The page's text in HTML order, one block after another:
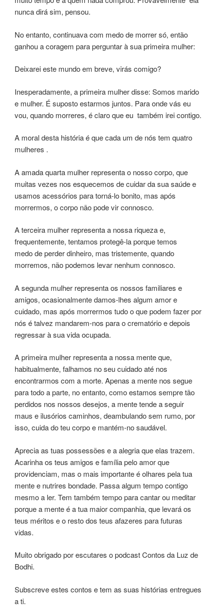
nunca dirá sim, pensou.
No entanto, continuava com medo de morrer só, então
ganhou a coragem para perguntar à sua primeira mulher:
Deixarei este mundo em breve, virás comigo?
Inesperadamente, a primeira mulher disse: Somos marido
e mulher. É suposto estarmos juntos. Para onde vás eu
vou, quando morreres, é claro que eu também irei contigo.
A moral desta história é que cada um de nós tem quatro
mulheres .
A amada quarta mulher representa o nosso corpo, que
muitas vezes nos esquecemos de cuidar da sua saúde e
usamos acessórios para torná-lo bonito, mas após
morrermos, o corpo não pode vir connosco.
A terceira mulher representa a nossa riqueza e,
frequentemente, tentamos protegê-la porque temos
medo de perder dinheiro, mas tristemente, quando
morremos, não podemos levar nenhum connosco.
A segunda mulher representa os nossos familiares e
amigos, ocasionalmente damos-lhes algum amor e
cuidado, mas após morrermos tudo o que podem fazer por
nós é talvez mandarem-nos para o crematório e depois
regressar à sua vida ocupada.
A primeira mulher representa a nossa mente que,
habitualmente, falhamos no seu cuidado até nos
encontrarmos com a morte. Apenas a mente nos segue
para todo a parte, no entanto, como estamos sempre tão
perdidos nos nossos desejos, a mente tende a seguir
maus e ilusórios caminhos, deambulando sem rumo, por
isso, cuida do teu corpo e mantém-no saudável.
Aprecia as tuas possessões e a alegria que elas trazem.
Acarinha os teus amigos e família pelo amor que
providenciam, mas o mais importante é olhares pela tua
mente e nutrires bondade. Passa algum tempo contigo
mesmo a ler. Tem também tempo para cantar ou meditar
porque a mente é a tua maior companhia, que levará os
teus méritos e o resto dos teus afazeres para futuras
vidas.
Muito obrigado por escutares o podcast Contos da Luz de
Bodhi.
Subscreve estes contos e tem as suas histórias entregues
a ti.